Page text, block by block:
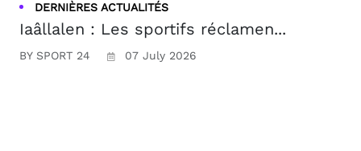
DERNIÈRES ACTUALITÉS
Iaâllalen : Les sportifs réclamen...
BY SPORT 24 07 July 2026